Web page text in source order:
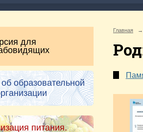
для
образовательной
питания.
Главная →